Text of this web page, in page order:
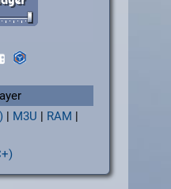
| M3U | RAM |